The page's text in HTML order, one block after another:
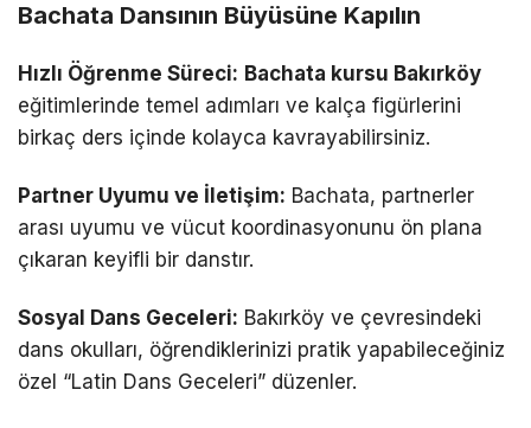
Bachata Dansının Büyüsüne Kapılın
Hızlı Öğrenme Süreci: Bachata kursu Bakırköy
eğitimlerinde temel adımları ve kalça figürlerini
birkaç ders içinde kolayca kavrayabilirsiniz.
Partner Uyumu ve İletişim: Bachata, partnerler
arası uyumu ve vücut koordinasyonunu ön plana
çıkaran keyifli bir danstır.
Sosyal Dans Geceleri: Bakırköy ve çevresindeki
dans okulları, öğrendiklerinizi pratik yapabileceğiniz
özel “Latin Dans Geceleri” düzenler.